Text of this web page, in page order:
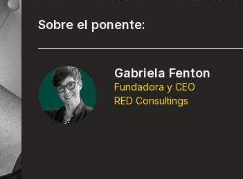
Sobre el ponente:
Gabriela Fenton
Fundadora y CEO
RED Consultings